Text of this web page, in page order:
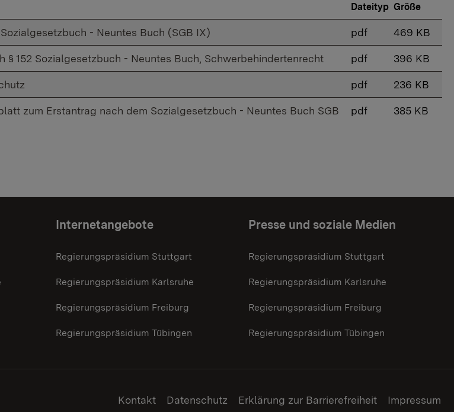
Dateityp Größe
- Neuntes Buch (SGB IX) pdf 469 KB
§ 152 Sozialgesetzbuch - Neuntes Buch, Schwerbehindertenrecht pdf 396 KB
pdf 236 KB
zum Erstantrag nach dem Sozialgesetzbuch - Neuntes Buch SGB
pdf 385 KB
Internetangebote
Regierungspräsidium Stuttgart
Regierungspräsidium Karlsruhe
Regierungspräsidium Freiburg
Regierungspräsidium Tübingen
Presse und soziale Medien
Regierungspräsidium Stuttgart
Regierungspräsidium Karlsruhe
Regierungspräsidium Freiburg
Regierungspräsidium Tübingen
Kontakt Datenschutz Erklärung zur Barrierefreiheit Impressum